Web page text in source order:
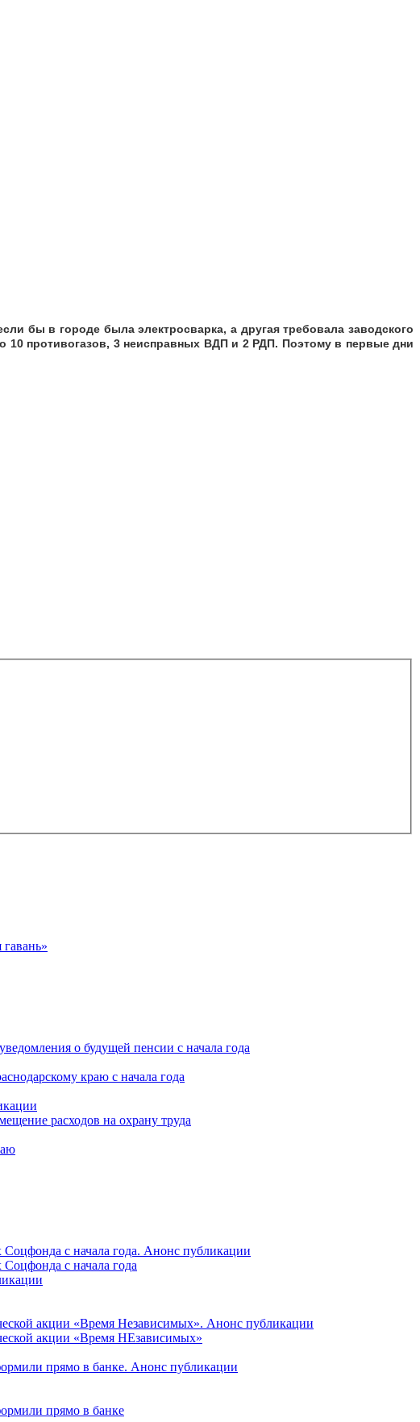
бы в городе была электросварка, а другая требовала заводского
противогазов, 3 неисправных ВДП и 2 РДП. Поэтому в первые дни
о будущей пенсии с начала года
краю с начала года
расходов на охрану труда
с начала года. Анонс публикации
с начала года
акции «Время Независимых». Анонс публикации
акции «Время НЕзависимых»
прямо в банке. Анонс публикации
прямо в банке